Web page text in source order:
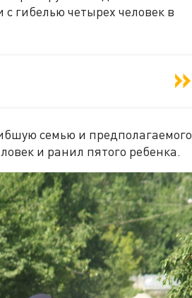
с гибелью четырех человек в
семью и предполагаемого
и ранил пятого ребенка.